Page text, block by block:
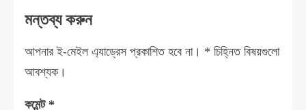
মন্তব্য করুন
আপনার ই-মেইল এ্যাড্রেস প্রকাশিত হবে না। * চিহ্নিত বিষয়গুলো
আবশ্যক।
কমেন্ট *